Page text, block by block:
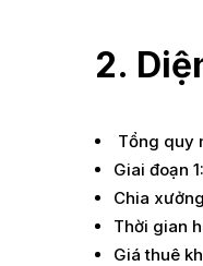
2.
Tổng quy
Giai đoạn
Chia
Thời gian
Giá thuê